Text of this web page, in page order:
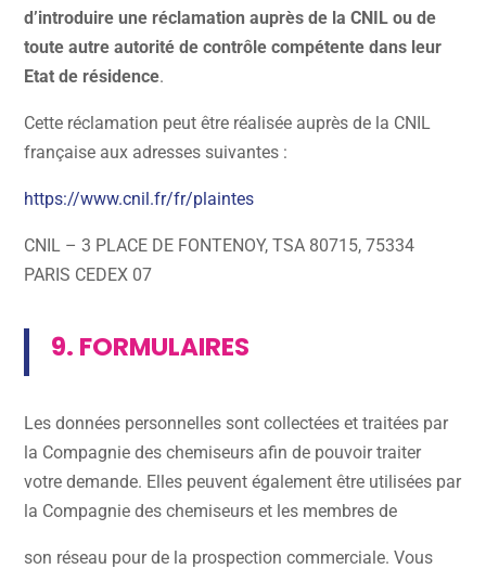
d’introduire une réclamation auprès de la CNIL ou de
toute autre autorité de contrôle compétente dans leur
Etat de résidence.
Cette réclamation peut être réalisée auprès de la CNIL
française aux adresses suivantes :
https://www.cnil.fr/fr/plaintes
CNIL – 3 PLACE DE FONTENOY, TSA 80715, 75334
PARIS CEDEX 07
9. FORMULAIRES
Les données personnelles sont collectées et traitées par
la Compagnie des chemiseurs afin de pouvoir traiter
votre demande. Elles peuvent également être utilisées par
la Compagnie des chemiseurs et les membres de
son réseau pour de la prospection commerciale. Vous